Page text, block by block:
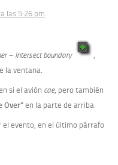
las 5:26 pm
– Intersect boundary
la ventana.
si el avión cae, pero también
Over” en la parte de arriba.
el evento, en el último párrafo